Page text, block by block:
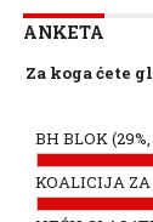
ANKETA
Za koga ćete
BH BLOK
KOALICIJA ZA